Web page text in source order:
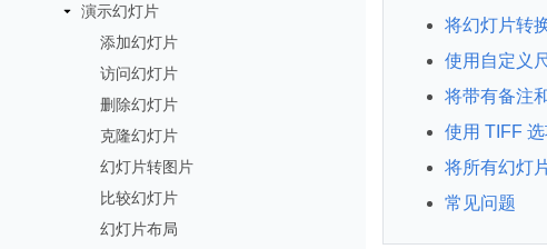
演示幻灯片
添加幻灯片
访问幻灯片
删除幻灯片
克隆幻灯片
幻灯片转图片
比较幻灯片
幻灯片布局
将幻灯片转
使用自定义
将带有备注
使用 TIFF
将所有幻灯
常见问题